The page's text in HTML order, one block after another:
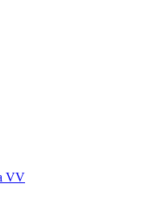
VV